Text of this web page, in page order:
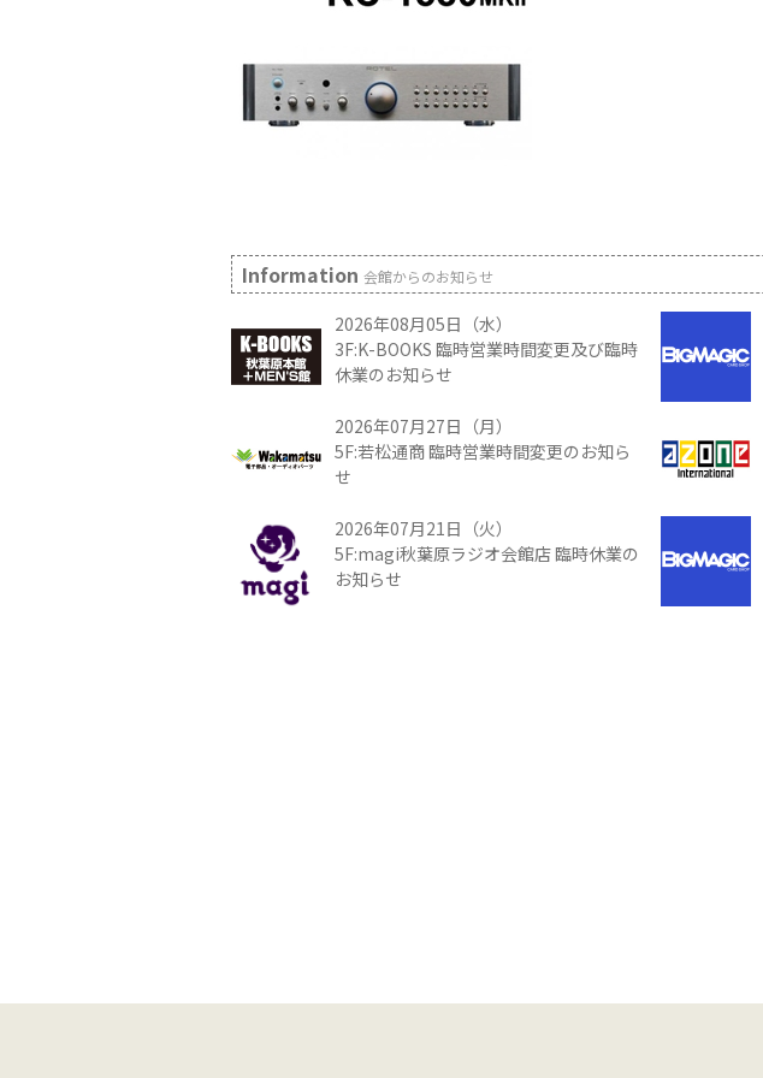
Information 会館からのお知らせ
2026年08月05日（水）
3F:K-BOOKS 臨時営業時間変更及び臨時
休業のお知らせ
2026年07月27日（月）
5F:若松通商 臨時営業時間変更のお知ら
せ
2026年07月21日（火）
5F:magi秋葉原ラジオ会館店 臨時休業の
お知らせ